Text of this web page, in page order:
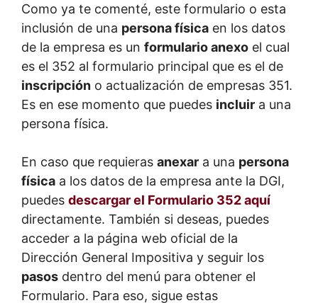
Como ya te comenté, este formulario o esta
inclusión de una persona física en los datos
de la empresa es un formulario anexo el cual
es el 352 al formulario principal que es el de
inscripción o actualización de empresas 351.
Es en ese momento que puedes incluir a una
persona física.
En caso que requieras anexar a una persona
física a los datos de la empresa ante la DGI,
puedes descargar el Formulario 352 aquí
directamente. También si deseas, puedes
acceder a la página web oficial de la
Dirección General Impositiva y seguir los
pasos dentro del menú para obtener el
Formulario. Para eso, sigue estas